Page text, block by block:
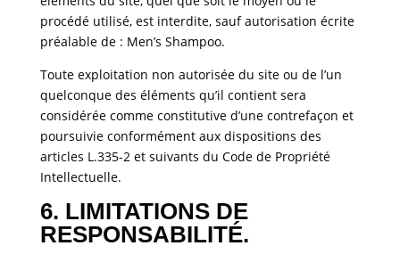
procédé utilisé, est interdite, sauf autorisation écrite
préalable de : Men’s Shampoo.
Toute exploitation non autorisée du site ou de l’un
quelconque des éléments qu’il contient sera
considérée comme constitutive d’une contrefaçon et
poursuivie conformément aux dispositions des
articles L.335-2 et suivants du Code de Propriété
Intellectuelle.
6. LIMITATIONS DE
RESPONSABILITÉ.